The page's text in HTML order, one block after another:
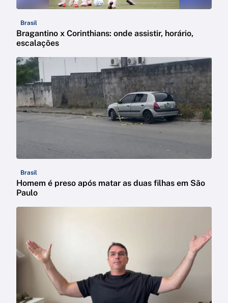
Brasil
Bragantino x Corinthians: onde assistir, horário,
escalações
Brasil
Homem é preso após matar as duas filhas em São
Paulo